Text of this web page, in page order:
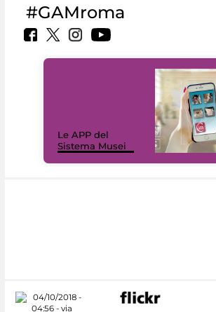
#GAMroma
Le APP del
Sistema Musei